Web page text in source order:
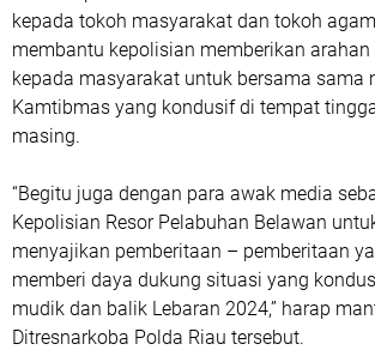
kepada tokoh masyarakat dan tokoh
membantu kepolisian memberikan
kepada masyarakat untuk bersama sama
Kamtibmas yang kondusif di tempat
masing.
“Begitu juga dengan para awak media
Kepolisian Resor Pelabuhan Belawan
menyajikan pemberitaan – pemberitaan
memberi daya dukung situasi yang
mudik dan balik Lebaran 2024,” harap
Ditresnarkoba Polda Riau tersebut.